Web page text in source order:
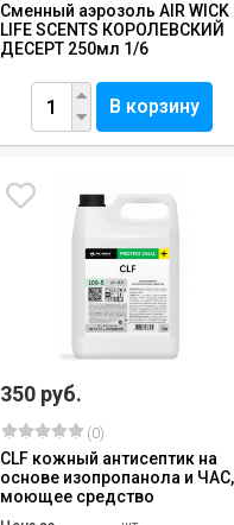
Сменный аэрозоль AIR WICK
LIFE SCENTS КОРОЛЕВСКИЙ
ДЕСЕРТ 250мл 1/6
В корзину
350 руб.
(0)
CLF кожный антисептик на
основе изопропанола и ЧАС,
моющее средство